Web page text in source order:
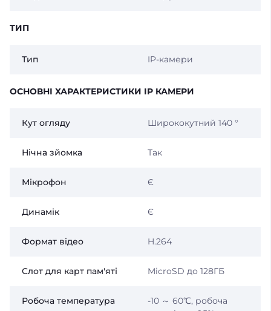
ТИП
Тип IP-камери
ОСНОВНІ ХАРАКТЕРИСТИКИ IP КАМЕРИ
Кут огляду Ширококутний 140 °
Нічна зйомка Так
Мікрофон Є
Динамік Є
Формат відео H.264
Слот для карт пам'яті MicroSD до 128ГБ
Робоча температура
-10 ～ 60℃, робоча